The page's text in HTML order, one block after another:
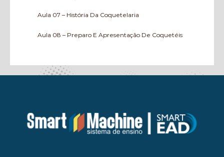
Aula 07 – História Da Coquetelaria
Aula 08 – Preparo E Apresentação De Coquetéis
Aula 09 – Preparo E Apresentação De Coquetéis –
Parte 2
Aula 11 – Receitas De Coquetéis – Parte 2
Aula 12 – Receitas De Coquetéis – Parte 3